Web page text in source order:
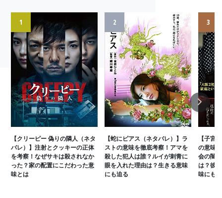
1
【クリーピー 偽りの隣人（ネタ
バレ）】注射とクッキーの正体
を考察！なぜサキは殺されなか
った？家の配置にこだわった意
味とは
2
【蛇にピアス（ネタバレ）】ラ
ストの意味を徹底考察！アマを
殺した犯人は誰？ルイが刺青に
眼を入れた理由は？生きる意味
にも迫る
3
【子宮
の意味
会の闇
は？彼
味にも
Next